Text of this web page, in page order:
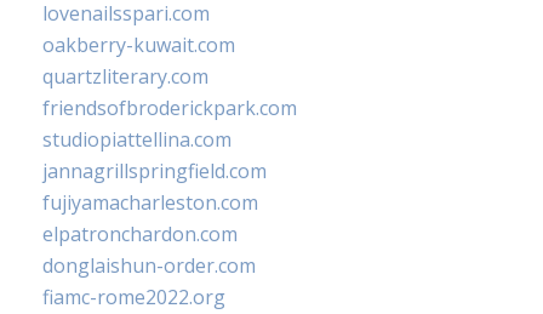
lovenailsspari.com
oakberry-kuwait.com
quartzliterary.com
friendsofbroderickpark.com
studiopiattellina.com
jannagrillspringfield.com
fujiyamacharleston.com
elpatronchardon.com
donglaishun-order.com
fiamc-rome2022.org